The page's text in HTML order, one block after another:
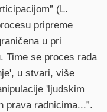
(L.
pripreme
u pri
Time se proces rada
u stvari, više
'ljudskim
prava radnicima...”.